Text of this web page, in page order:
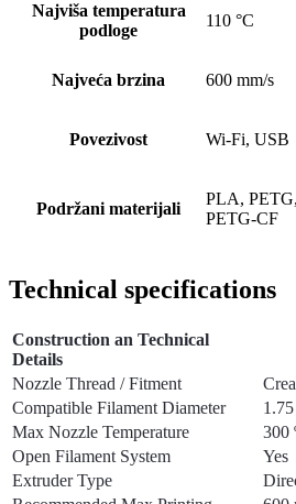
Najviša temperatura
podloge
110 °C
Najveća brzina 600 mm/s
Povezivost Wi-Fi, USB
Podržani materijali
PLA,
PETG-CF
Technical specifications
Construction an Technical
Details
Nozzle Thread / Fitment
Compatible Filament Diameter
Max Nozzle Temperature
300
Open Filament System
Yes
Extruder Type